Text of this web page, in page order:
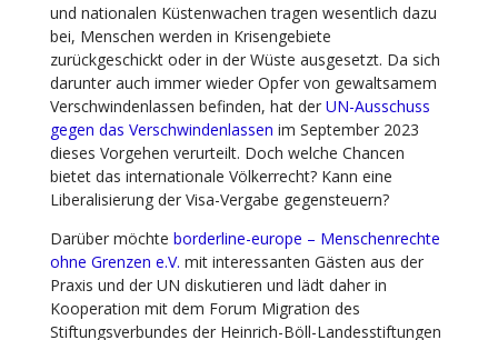
und nationalen Küstenwachen tragen wesentlich dazu
bei, Menschen werden in Krisengebiete
zurückgeschickt oder in der Wüste ausgesetzt. Da sich
darunter auch immer wieder Opfer von gewaltsamem
Verschwindenlassen befinden, hat der UN-Ausschuss
gegen das Verschwindenlassen im September 2023
dieses Vorgehen verurteilt. Doch welche Chancen
bietet das internationale Völkerrecht? Kann eine
Liberalisierung der Visa-Vergabe gegensteuern?
Darüber möchte borderline-europe – Menschenrechte
ohne Grenzen e.V. mit interessanten Gästen aus der
Praxis und der UN diskutieren und lädt daher in
Kooperation mit dem Forum Migration des
Stiftungsverbundes der Heinrich-Böll-Landesstiftungen